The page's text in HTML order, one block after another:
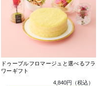
ドゥーブルフロマージュと選べるフラ
ワーギフト
4,840円（税込）